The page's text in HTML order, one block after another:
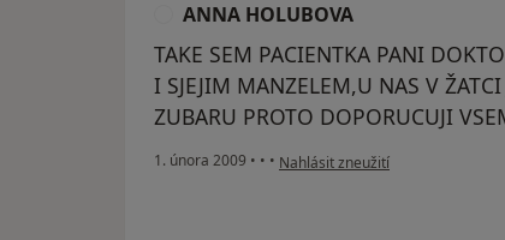
ANNA HOLUBOVA
TAKE SEM PACIENTKA PANI
I SJEJIM MANZELEM,U NAS V
ZUBARU PROTO DOPORUCUJI
1. února 2009 • • • podle názoru uživatele ANNA
Nahlásit zneužití